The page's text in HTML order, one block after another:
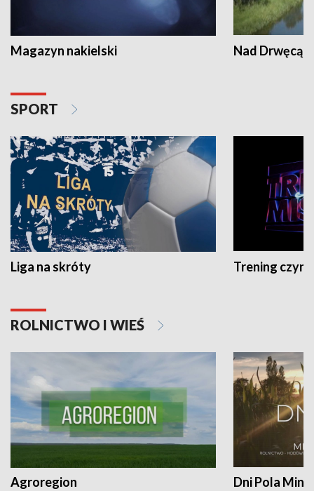
Magazyn nakielski Nad Drwęcą
SPORT
Liga na skróty Trening czyni
ROLNICTWO I WIEŚ
Agroregion Dni Pola